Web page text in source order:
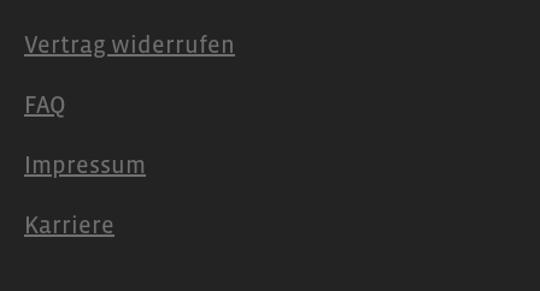
Vertrag widerrufen
FAQ
Impressum
Karriere